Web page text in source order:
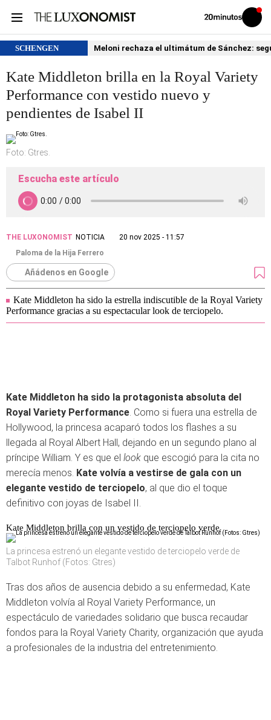
Volver
Iniciar
sesión
SCHENGEN Meloni rechaza el ultimátum de Sánchez:
Kate Middleton brilla en la Royal Variety
Performance con vestido nuevo y
pendientes de Isabel II
Foto: Gtres.
Escucha este artículo
THE LUXONOMIST NOTICIA
20 nov 2025 - 11:57
Paloma de la Hija Ferrero
Añádenos en Google
Kate Middleton ha sido la estrella indiscutible de la Royal Variety
Performance gracias a su espectacular look de terciopelo.
Kate Middleton ha sido la protagonista absoluta del
Royal Variety Performance. Como si fuera una estrella de
Hollywood, la princesa acaparó todos los flashes a su
llegada al Royal Albert Hall, dejando en un segundo plano al
príncipe William. Y es que el look que escogió para la cita no
merecía menos. Kate volvía a vestirse de gala con un
elegante vestido de terciopelo, al que dio el toque
definitivo con joyas de Isabel II.
Kate Middleton brilla con un vestido de terciopelo verde
La princesa estrenó un elegante vestido de terciopelo verde de
Talbot Runhof (Fotos: Gtres)
Tras dos años de ausencia debido a su enfermedad, Kate
Middleton volvía al Royal Variety Performance, un
espectáculo de variedades solidario que busca recaudar
fondos para la Royal Variety Charity, organización que ayuda
a profesionales de la industria del entretenimiento.